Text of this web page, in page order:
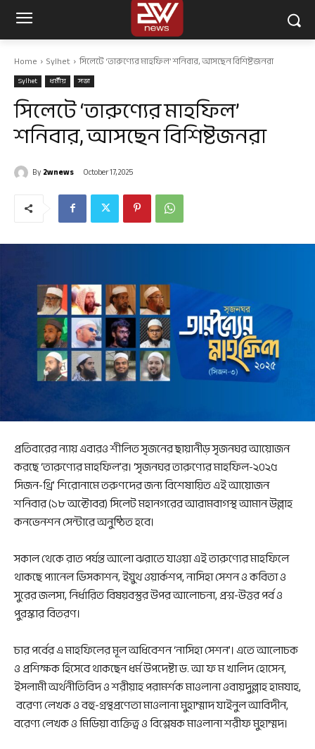
Home Sylhet সিলেটে ‘তারুণ্যের মাহফিল’ শনিবার, আসছেন বিশিষ্টজনরা
Sylhet ধর্মীয় সভা
সিলেটে ‘তারুণ্যের মাহফিল’
শনিবার, আসছেন বিশিষ্টজনরা
By2wnews October 17, 2025
প্রতিবারের ন্যায় এবারও শীলিত সৃজনের ছায়ানীড় সৃজনঘর আয়োজন
করছে ‘তারুণ্যের মাহফিল’র। ‘সৃজনঘর তারুণ্যের মাহফিল-২০২৫
সিজন-থ্রি’ শিরোনামে তরুণদের জন্য বিশেষায়িত এই আয়োজন
শনিবার (১৮ অক্টোবর) সিলেট মহানগরের আরামবাগস্থ আমান উল্লাহ
কনভেনশন সেন্টারে অনুষ্ঠিত হবে।
সকাল থেকে রাত পর্যন্ত আলো ঝরাতে যাওয়া এই তারুণ্যের মাহফিলে
থাকছে প্যানেল ডিসকাশন, ইয়ুথ ওয়ার্কশপ, নাসিহা সেশন ও কবিতা ও
সুরের জলসা, নির্ধারিত বিষয়বস্তুর উপর আলোচনা, প্রশ্ন-উত্তর পর্ব ও
পুরস্কার বিতরণ।
চার পর্বের এ মাহফিলের মূল অধিবেশন ‘নাসিহা সেশন’। এতে আলোচক
ও প্রশিক্ষক হিসেবে থাকছেন ধর্ম উপদেষ্টা ড. আ ফ ম খালিদ হোসেন,
ইসলামী অর্থনীতিবিদ ও শরীয়াহ পরামর্শক মাওলানা ওবায়দুল্লাহ হামযাহ,
বরেণ্য লেখক ও বহু-গ্রন্থপ্রণেতা মাওলানা মুহাম্মাদ যাইনুল আবিদীন,
বরেণ্য লেখক ও মিডিয়া ব্যক্তিত্ব ও বিশ্লেষক মাওলানা শরীফ মুহাম্মদ।